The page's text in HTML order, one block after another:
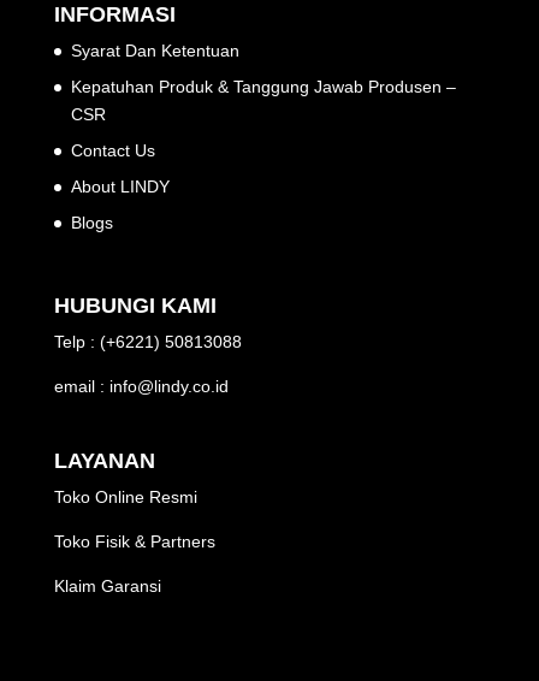
INFORMASI
Syarat Dan Ketentuan
Kepatuhan Produk & Tanggung Jawab Produsen –
CSR
Contact Us
About LINDY
Blogs
HUBUNGI KAMI
Telp : (+6221) 50813088
email : info@lindy.co.id
LAYANAN
Toko Online Resmi
Toko Fisik & Partners
Klaim Garansi